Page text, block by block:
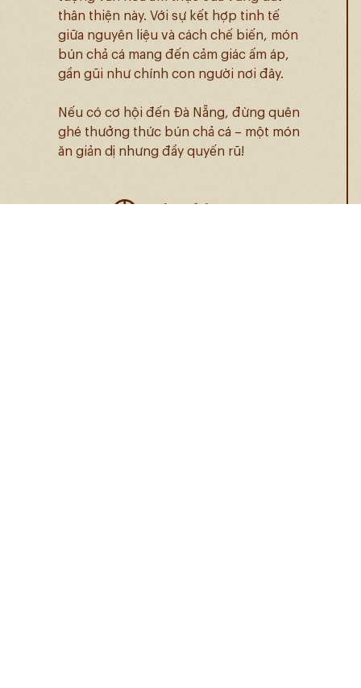
thân thiện này. Với sự kết hợp tinh tế
giữa nguyên liệu và cách chế biến, món
bún chả cá mang đến cảm giác ấm áp,
gần gũi như chính con người nơi đây.
Nếu có cơ hội đến Đà Nẵng, đừng quên
ghé thưởng thức bún chả cá – một món
ăn giản dị nhưng đầy quyến rũ!
Các bài khác